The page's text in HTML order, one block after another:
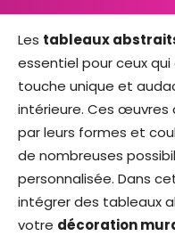
Les tableaux
essentiel pour ceux
touche unique et
intérieure. Ces œuvres
par leurs formes et
de nombreuses
personnalisée. Dans
intégrer des tableaux
votre décoration